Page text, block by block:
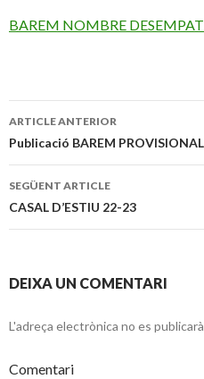
BAREM NOMBRE DESEMPAT
Navegació
pels
articles
ARTICLE ANTERIOR
Publicació BAREM
SEGÜENT ARTICLE
CASAL D’ESTIU 22-23
DEIXA UN COMENTARI
L'adreça electrònica no es publicarà
Comentari